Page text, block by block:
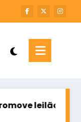
196 imóveis;